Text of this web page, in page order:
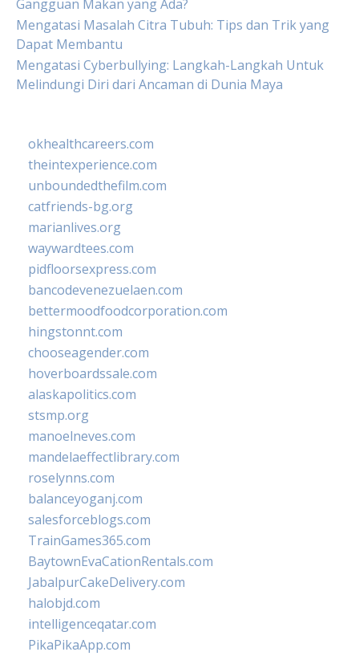
Gangguan Makan yang Ada?
Mengatasi Masalah Citra Tubuh: Tips dan Trik yang
Dapat Membantu
Mengatasi Cyberbullying: Langkah-Langkah Untuk
Melindungi Diri dari Ancaman di Dunia Maya
okhealthcareers.com
theintexperience.com
unboundedthefilm.com
catfriends-bg.org
marianlives.org
waywardtees.com
pidfloorsexpress.com
bancodevenezuelaen.com
bettermoodfoodcorporation.com
hingstonnt.com
chooseagender.com
hoverboardssale.com
alaskapolitics.com
stsmp.org
manoelneves.com
mandelaeffectlibrary.com
roselynns.com
balanceyoganj.com
salesforceblogs.com
TrainGames365.com
BaytownEvaCationRentals.com
JabalpurCakeDelivery.com
halobjd.com
intelligenceqatar.com
PikaPikaApp.com